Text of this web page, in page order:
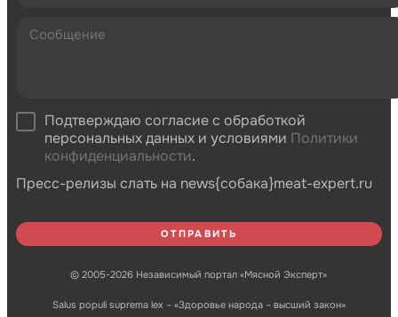
Подтверждаю согласие с обработкой
персональных данных и условиями Политики
конфиденциальности.
Пресс-релизы слать на news{собака}meat-expert.ru
© 2005-2026 Независимый портал «Мясной Эксперт»
Salus populi suprema lex – «Здоровье народа – высший закон»